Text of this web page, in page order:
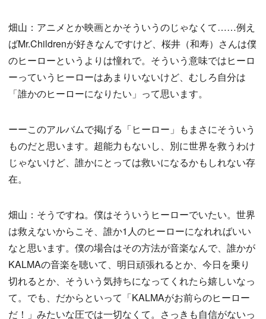
畑山：アニメとか映画とかそういうのじゃなくて……例え
ばMr.Childrenが好きなんですけど、桜井（和寿）さんは僕
のヒーローというよりは憧れで。そういう意味ではヒーロ
ーっていうヒーローはあまりいないけど、むしろ自分は
「誰かのヒーローになりたい」って思います。
ーーこのアルバムで掲げる「ヒーロー」もまさにそういう
ものだと思います。超能力もないし、別に世界を救うわけ
じゃないけど、誰かにとっては救いになるかもしれない存
在。
畑山：そうですね。僕はそういうヒーローでいたい。世界
は救えないからこそ、誰か1人のヒーローになれればいい
なと思います。僕の場合はその方法が音楽なんで、誰かが
KALMAの音楽を聴いて、明日頑張れるとか、今日を乗り
切れるとか、そういう気持ちになってくれたら嬉しいなっ
て。でも、だからといって「KALMAがお前らのヒーロー
だ！」みたいな圧では一切なくて。さっきも自信がないっ